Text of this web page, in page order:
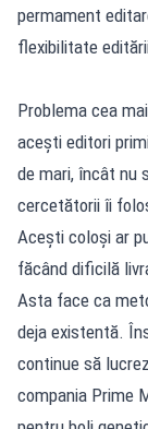
permament
flexibilitate
Problema cea
aceşti editori
de mari, încât nu
cercetătorii îi
Aceşti coloşi ar
făcând dificilă
Asta face ca
deja existentă.
continue să
compania Prime